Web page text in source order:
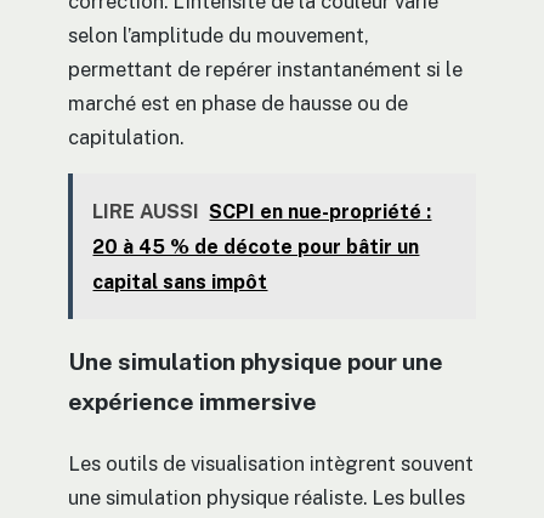
selon l’amplitude du mouvement,
permettant de repérer instantanément si le
marché est en phase de hausse ou de
capitulation.
LIRE AUSSI SCPI en nue-propriété :
20 à 45 % de décote pour bâtir un
capital sans impôt
Une simulation physique pour une
expérience immersive
Les outils de visualisation intègrent souvent
une simulation physique réaliste. Les bulles